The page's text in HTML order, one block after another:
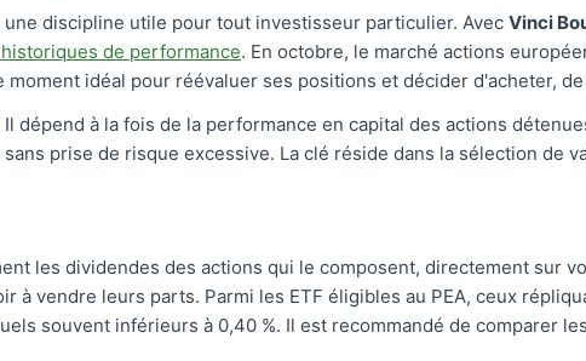
une discipline utile pour tout investisseur particulier. Avec Vinci
de performance. En octobre, le marché actions
idéal pour réévaluer ses positions et décider d'acheter,
dépend à la fois de la performance en capital des actions
prise de risque excessive. La clé réside dans la sélection de
les dividendes des actions qui le composent, directement sur
à vendre leurs parts. Parmi les ETF éligibles au PEA, ceux
souvent inférieurs à 0,40 %. Il est recommandé de comparer